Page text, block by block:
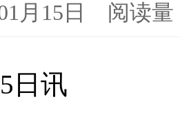
01月15日 阅读
日讯